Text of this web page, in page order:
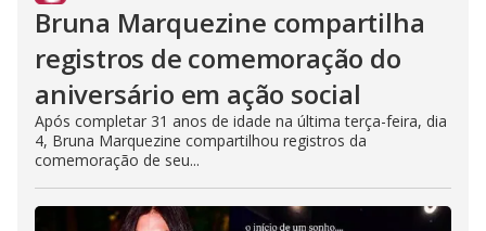
Bruna Marquezine compartilha
registros de comemoração do
aniversário em ação social
Após completar 31 anos de idade na última terça-feira, dia
4, Bruna Marquezine compartilhou registros da
comemoração de seu...